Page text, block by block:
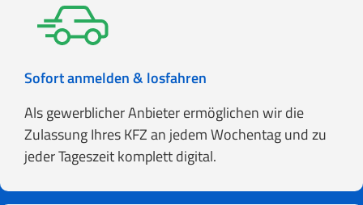
Sofort anmelden & losfahren
Als gewerblicher Anbieter ermöglichen wir die
Zulassung Ihres KFZ an jedem Wochentag und zu
jeder Tageszeit komplett digital.